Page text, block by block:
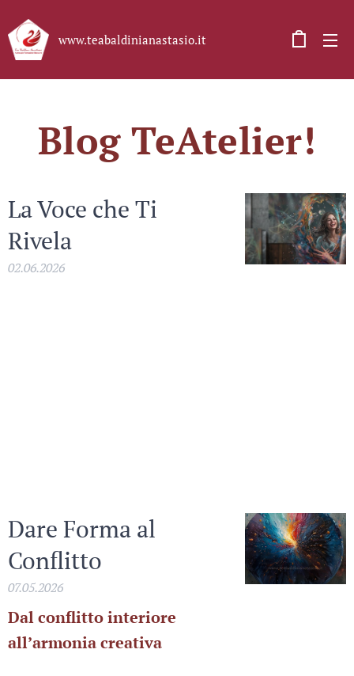
www.teabaldinianastasio.it
Blog TeAtelier!
La Voce che Ti
Rivela
02.06.2026
Dare Forma al
Conflitto
07.05.2026
Dal conflitto interiore
all’armonia creativa